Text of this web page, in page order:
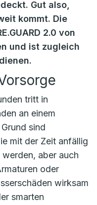
Gut also,
kommt. Die
2.0 von
und ist zugleich
tritt in
an einem
sind
mit der Zeit anfällig
aber auch
oder
wirksam
smarten